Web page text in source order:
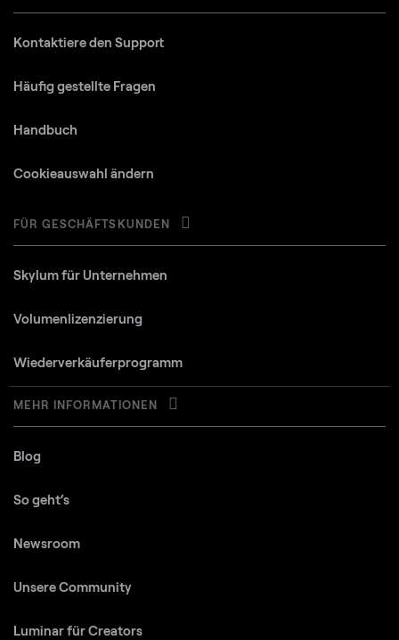
Kontaktiere den Support
Häufig gestellte Fragen
Handbuch
Cookieauswahl ändern
FÜR GESCHÄFTSKUNDEN
Skylum für Unternehmen
Volumenlizenzierung
Wiederverkäuferprogramm
MEHR INFORMATIONEN
Blog
So geht‘s
Newsroom
Unsere Community
Luminar für Creators